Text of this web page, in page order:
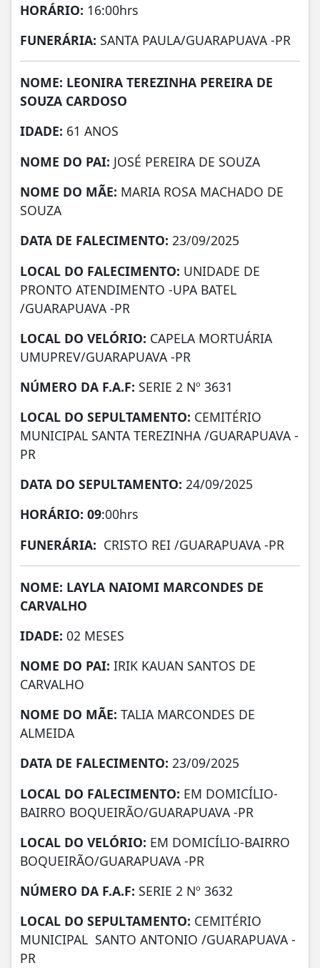
HORÁRIO: 16:00hrs
FUNERÁRIA: SANTA PAULA/GUARAPUAVA -PR
NOME: LEONIRA TEREZINHA PEREIRA DE
SOUZA CARDOSO
IDADE: 61 ANOS
NOME DO PAI: JOSÉ PEREIRA DE SOUZA
NOME DO MÃE: MARIA ROSA MACHADO DE
SOUZA
DATA DE FALECIMENTO: 23/09/2025
LOCAL DO FALECIMENTO: UNIDADE DE
PRONTO ATENDIMENTO -UPA BATEL
/GUARAPUAVA -PR
LOCAL DO VELÓRIO: CAPELA MORTUÁRIA
UMUPREV/GUARAPUAVA -PR
NÚMERO DA F.A.F: SERIE 2 Nº 3631
LOCAL DO SEPULTAMENTO: CEMITÉRIO
MUNICIPAL SANTA TEREZINHA /GUARAPUAVA -
PR
DATA DO SEPULTAMENTO: 24/09/2025
HORÁRIO: 09:00hrs
FUNERÁRIA: CRISTO REI /GUARAPUAVA -PR
NOME: LAYLA NAIOMI MARCONDES DE
CARVALHO
IDADE: 02 MESES
NOME DO PAI: IRIK KAUAN SANTOS DE
CARVALHO
NOME DO MÃE: TALIA MARCONDES DE
ALMEIDA
DATA DE FALECIMENTO: 23/09/2025
LOCAL DO FALECIMENTO: EM DOMICÍLIO-
BAIRRO BOQUEIRÃO/GUARAPUAVA -PR
LOCAL DO VELÓRIO: EM DOMICÍLIO-BAIRRO
BOQUEIRÃO/GUARAPUAVA -PR
NÚMERO DA F.A.F: SERIE 2 Nº 3632
LOCAL DO SEPULTAMENTO: CEMITÉRIO
MUNICIPAL SANTO ANTONIO /GUARAPUAVA -
PR